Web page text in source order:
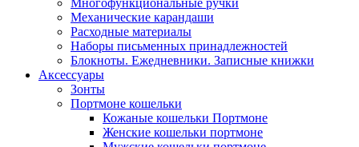
Многофункциональные ручки
Механические карандаши
Расходные материалы
Наборы письменных принадлежностей
Блокноты. Ежедневники. Записные книжки
Аксессуары
Зонты
Портмоне кошельки
Кожаные кошельки Портмоне
Женские кошельки портмоне